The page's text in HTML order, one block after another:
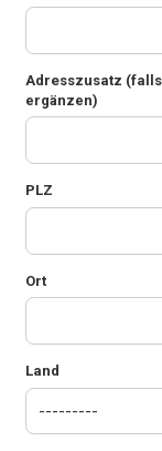
Adresszusatz
ergänzen)
PLZ
Ort
Land